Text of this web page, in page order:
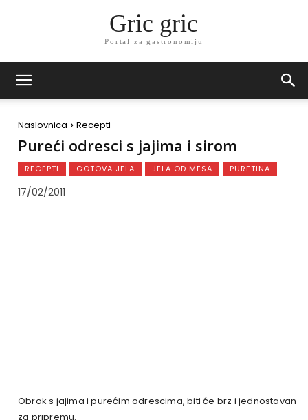
Gric gric
Portal za gastronomiju
Naslovnica Recepti
Pureći odresci s jajima i sirom
RECEPTI GOTOVA JELA JELA OD MESA PURETINA
17/02/2011
Obrok s jajima i purećim odrescima, biti će brz i jednostavan
za pripremu.